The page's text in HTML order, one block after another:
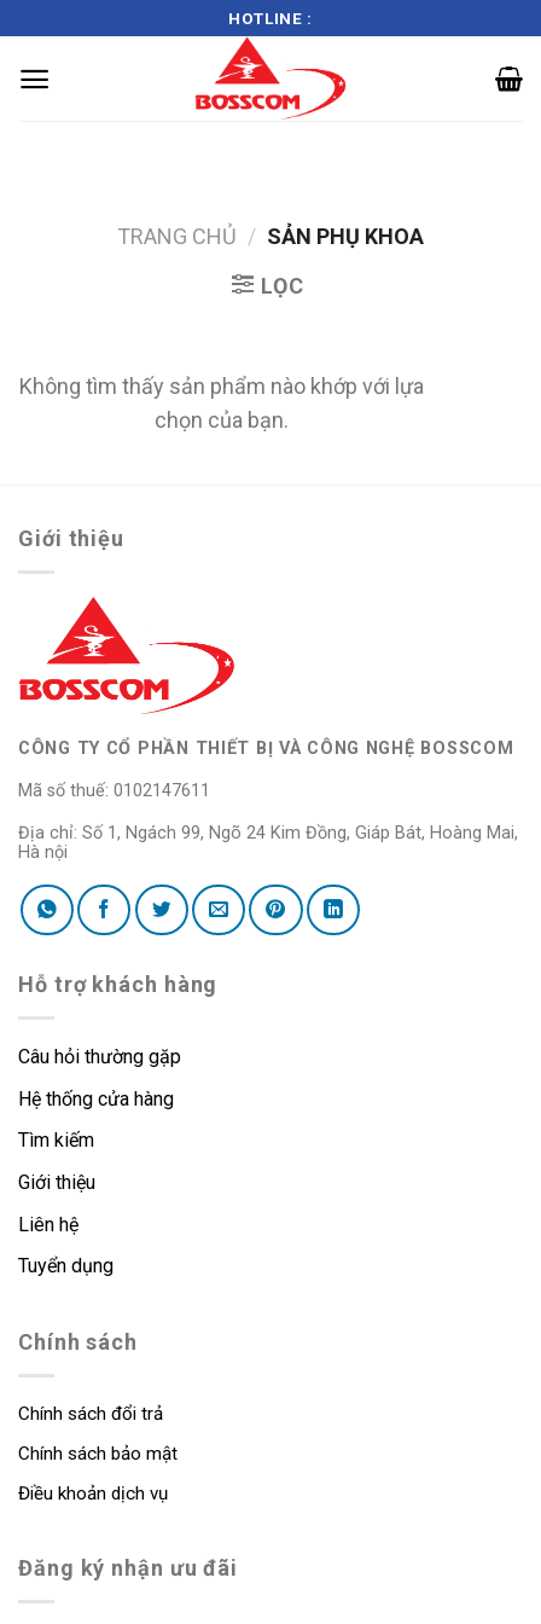
HOTLINE :
TRANG CHỦ / SẢN PHỤ KHOA
LỌC
Không tìm thấy sản phẩm nào khớp với lựa
chọn của bạn.
Giới thiệu
CÔNG TY CỔ PHẦN THIẾT BỊ VÀ CÔNG NGHỆ BOSSCOM
Mã số thuế: 0102147611
Địa chỉ: Số 1, Ngách 99, Ngõ 24 Kim Đồng, Giáp Bát, Hoàng Mai,
Hà nội
Hỗ trợ khách hàng
Câu hỏi thường gặp
Hệ thống cửa hàng
Tìm kiếm
Giới thiệu
Liên hệ
Tuyển dụng
Chính sách
Chính sách đổi trả
Chính sách bảo mật
Điều khoản dịch vụ
Đăng ký nhận ưu đãi